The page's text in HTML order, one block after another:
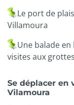
Le port de
Villamoura
Une balade
visites aux grottes
Se déplacer en
Vilamoura